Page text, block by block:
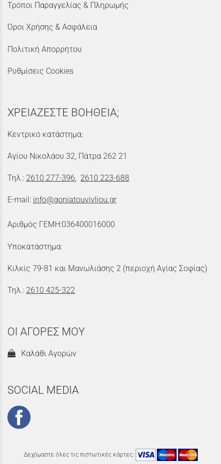
Τρόποι Παραγγελίας & Πληρωμής
Όροι Χρήσης & Ασφάλεια
Πολιτική Απορρήτου
Ρυθμίσεις Cookies
ΧΡΕΙΑΖΕΣΤΕ ΒΟΗΘΕΙΑ;
Κεντρικό κατάστημα:
Αγίου Νικολάου 32, Πάτρα 262 21
Τηλ.: 2610 277-396, 2610 223-688
E-mail: info@goniatouvivliou.gr
Αριθμός ΓΕΜΗ:036400016000
Υποκατάστημα:
Κιλκίς 79-81 και Μανωλιάσης 2 (περιοχή Αγίας Σοφίας)
Τηλ.: 2610 425-322
ΟΙ ΑΓΟΡΕΣ ΜΟΥ
Καλάθι Αγορών
SOCIAL MEDIA
Δεχόμαστε όλες τις πιστωτικές κάρτες: